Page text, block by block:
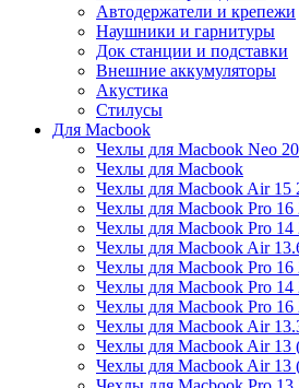
Автодержатели и крепежи
Наушники и гарнитуры
Док станции и подставки
Внешние аккумуляторы
Акустика
Стилусы
Для Macbook
Чехлы для Macbook Neo
Чехлы для Macbook
Чехлы для Macbook Air 15
Чехлы для Macbook Pro 16
Чехлы для Macbook Pro 14
Чехлы для Macbook Air
Чехлы для Macbook Pro 16
Чехлы для Macbook Pro 14
Чехлы для Macbook Pro 16
Чехлы для Macbook Air
Чехлы для Macbook Air 13
Чехлы для Macbook Air 13